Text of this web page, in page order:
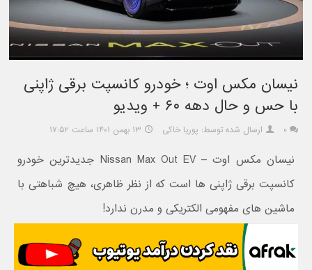
نیسان مکس اوت ؛ خودرو کانسپت برقی ژاپنی
با حس و حال دهه ۶۰ + ویدیو
۰ ارسال شده توسط: پوریا خاکی ۱۳ بهمن ۱۴۰۱ ساعت ۱۷:۵۲
نیسان مکس اوت – Nissan Max Out EV جدیدترین خودرو
کانسپت برقی ژاپنی ها است که از نظر ظاهری، هیچ شباهتی با
ماشین های مفهومی الکتریکی و مدرن ندارد!